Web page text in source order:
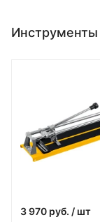
Инструменты
3 970 руб. / шт